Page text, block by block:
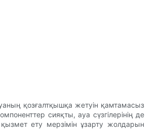
қозғалтқышқа жетуін қамтамасыз
сияқты, ауа сүзгілерінің де
ету мерзімін ұзарту жолдарын